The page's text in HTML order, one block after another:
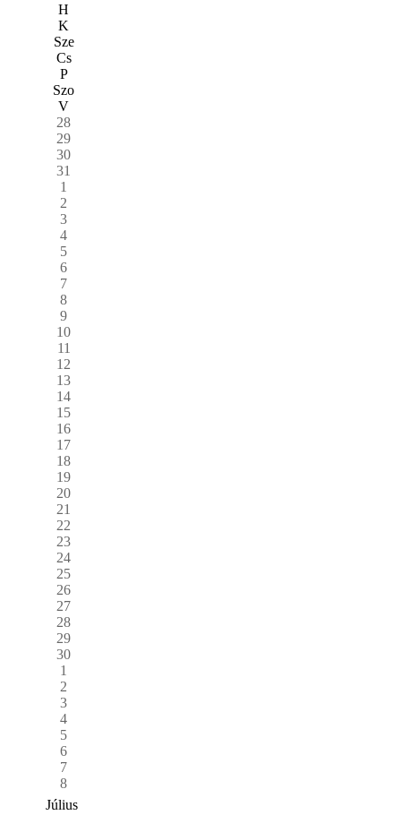
H
K
Sze
Cs
P
Szo
V
28
29
30
31
1
2
3
4
5
6
7
8
9
10
11
12
13
14
15
16
17
18
19
20
21
22
23
24
25
26
27
28
29
30
1
2
3
4
5
6
7
8
Július